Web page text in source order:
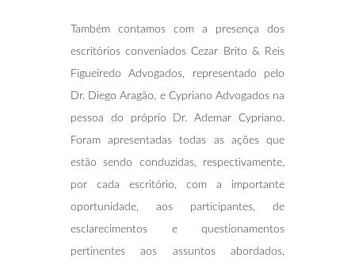
Também contamos com a presença dos
escritórios conveniados Cezar Brito & Reis
Figueiredo Advogados, representado pelo
Dr. Diego Aragão, e Cypriano Advogados na
pessoa do próprio Dr. Ademar Cypriano.
Foram apresentadas todas as ações que
estão sendo conduzidas, respectivamente,
por cada escritório, com a importante
oportunidade, aos participantes, de
esclarecimentos e questionamentos
pertinentes aos assuntos abordados,